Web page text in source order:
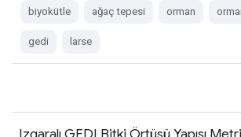
biyokütle ağaç tepesi orman
gedi larse